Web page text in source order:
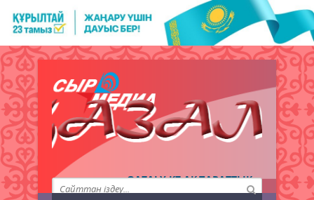
QAZALY.KZ АҚПАРАТТЫҚ
АГЕНТТІГІ